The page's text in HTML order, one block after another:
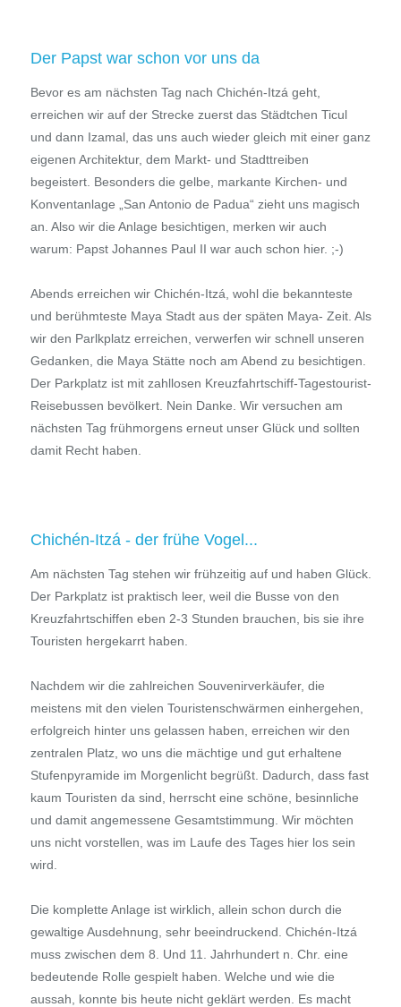
Der Papst war schon vor uns da
Bevor es am nächsten Tag nach Chichén-Itzá geht,
erreichen wir auf der Strecke zuerst das Städtchen Ticul
und dann Izamal, das uns auch wieder gleich mit einer ganz
eigenen Architektur, dem Markt- und Stadttreiben
begeistert. Besonders die gelbe, markante Kirchen- und
Konventanlage „San Antonio de Padua“ zieht uns magisch
an. Also wir die Anlage besichtigen, merken wir auch
warum: Papst Johannes Paul II war auch schon hier. ;-)
Abends erreichen wir Chichén-Itzá, wohl die bekannteste
und berühmteste Maya Stadt aus der späten Maya- Zeit. Als
wir den Parlkplatz erreichen, verwerfen wir schnell unseren
Gedanken, die Maya Stätte noch am Abend zu besichtigen.
Der Parkplatz ist mit zahllosen Kreuzfahrtschiff-Tagestourist-
Reisebussen bevölkert. Nein Danke. Wir versuchen am
nächsten Tag frühmorgens erneut unser Glück und sollten
damit Recht haben.
Chichén-Itzá - der frühe Vogel...
Am nächsten Tag stehen wir frühzeitig auf und haben Glück.
Der Parkplatz ist praktisch leer, weil die Busse von den
Kreuzfahrtschiffen eben 2-3 Stunden brauchen, bis sie ihre
Touristen hergekarrt haben.
Nachdem wir die zahlreichen Souvenirverkäufer, die
meistens mit den vielen Touristenschwärmen einhergehen,
erfolgreich hinter uns gelassen haben, erreichen wir den
zentralen Platz, wo uns die mächtige und gut erhaltene
Stufenpyramide im Morgenlicht begrüßt. Dadurch, dass fast
kaum Touristen da sind, herrscht eine schöne, besinnliche
und damit angemessene Gesamtstimmung. Wir möchten
uns nicht vorstellen, was im Laufe des Tages hier los sein
wird.
Die komplette Anlage ist wirklich, allein schon durch die
gewaltige Ausdehnung, sehr beeindruckend. Chichén-Itzá
muss zwischen dem 8. Und 11. Jahrhundert n. Chr. eine
bedeutende Rolle gespielt haben. Welche und wie die
aussah, konnte bis heute nicht geklärt werden. Es macht